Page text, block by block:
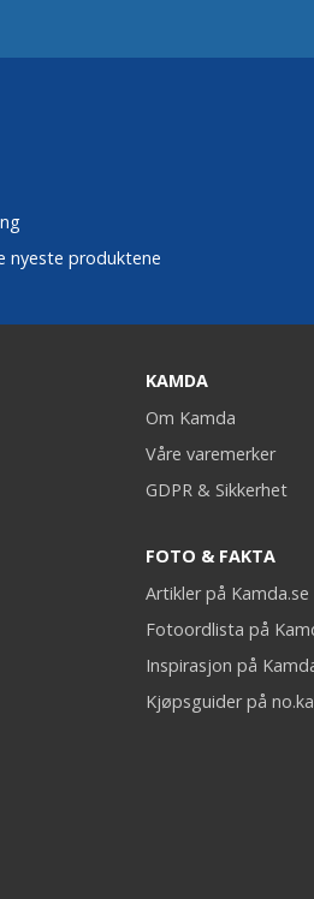
nyeste produktene
KAMDA
Om Kamda
Våre varemerker
GDPR & Sikkerhet
FOTO & FAKTA
Artikler på Kamda.se
Fotoordlista på
Inspirasjon på
Kjøpsguider på